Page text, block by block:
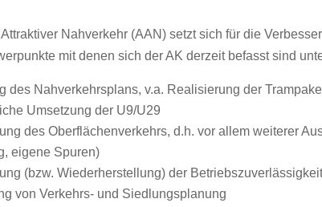
Nahverkehr (AAN) setzt sich für die
mit denen sich der AK derzeit befasst sind
des Nahverkehrsplans, v.a. Realisierung der
Umsetzung der U9/U29
des Oberflächenverkehrs, d.h. vor allem weiterer
eigene Spuren)
(bzw. Wiederherstellung) der
von Verkehrs- und Siedlungsplanung